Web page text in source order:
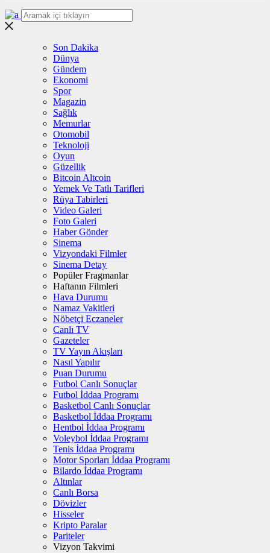
Son Dakika
Dünya
Gündem
Ekonomi
Spor
Magazin
Sağlık
Memurlar
Otomobil
Teknoloji
Oyun
Güzellik
Bitcoin Altcoin
Yemek Ve Tatlı Tarifleri
Rüya Tabirleri
Video Galeri
Foto Galeri
Haber Gönder
Sinema
Vizyondaki Filmler
Sinema Detay
Popüler Fragmanlar
Haftanın Filmleri
Hava Durumu
Namaz Vakitleri
Nöbetçi Eczaneler
Canlı TV
Gazeteler
TV Yayın Akışları
Nasıl Yapılır
Puan Durumu
Futbol Canlı Sonuçlar
Futbol İddaa Programı
Basketbol Canlı Sonuçlar
Basketbol İddaa Programı
Hentbol İddaa Programı
Voleybol İddaa Programı
Tenis İddaa Programı
Motor Sporları İddaa Programı
Bilardo İddaa Programı
Altınlar
Canlı Borsa
Dövizler
Hisseler
Kripto Paralar
Pariteler
Vizyon Takvimi